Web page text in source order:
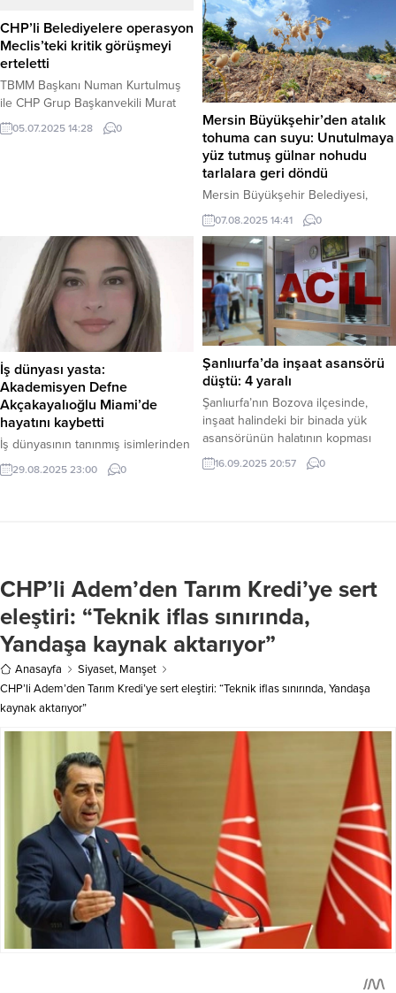
kaydedildi. Haber Merkezi –
Depremin merkez üssü, Sındırgı
ilçesine bağlı Yaylacık olarak
derinliğinde meydana gelen
sarsıntı, bölge sakinlerinde kısa...
dikkat çekti. Dinç, “Mısır
makamlarını keyfi tutuklamalara son
vermeye çağırıyoruz. Türkiye’yi de
bu zulme karşı açık tutum almaya
davet ediyoruz,” dedi. Ankara –
Hür...
CHP’li Belediyelere operasyon
Meclis’teki kritik görüşmeyi
erteletti
TBMM Başkanı Numan Kurtulmuş
ile CHP Grup Başkanvekili Murat
Emir arasında bugün yapılması
planlanan kritik görüşme, sabah
kurulacak komisyonun ele alınması
bekleniyordu. ANKARA – Türkiye
Büyük Millet Meclisi (TBMM)
Başkanı Numan Kurtulmuş ve...
05.07.2025 14:28 0
Mersin Büyükşehir’den atalık
tohuma can suyu: Unutulmaya
yüz tutmuş gülnar nohudu
tarlalara geri döndü
Mersin Büyükşehir Belediyesi,
“Yerel Nohut Çeşitlerinin Yerinde
Yaygınlaştırılması ve Pazarlanması”
projesiyle, Gülnar ilçesinin
neredeyse unutulmaya yüz tutmuş
atalık nohut tohumlarını yeniden
toprakla buluşturuyor. 2021’den bu
yana 81 üreticiye 4 bin 860 kilo
tohum desteği sağlanırken, hasat
aracılığıyla satın alınarak üreticiye
pazar garantisi de veriliyor. Haber
Merkezi...
07.08.2025 14:41 0
İş dünyası yasta:
Akademisyen Defne
Akçakayalıoğlu Miami’de
hayatını kaybetti
İş dünyasının tanınmış isimlerinden
Zeynep ve Hasan Akçakayalıoğlu
çiftinin kızı, akademisyen Defne
Üniversitesi’nde bilişsel bilimler
akademik kariyerinin ardından kısa
süre önce Miami’deki Miller Tıp
Fakültesi’nde görev...
29.08.2025 23:00 0
Şanlıurfa’da inşaat asansörü
düştü: 4 yaralı
Şanlıurfa’nın Bozova ilçesinde,
inşaat halindeki bir binada yük
asansörünün halatının kopması
sonucu meydana gelen kazada 4
kişi yaralandı. Haber Merkezi –
bulunduğu yük asansörü, ikinci
katta...
16.09.2025 20:57 0
CHP’li Adem’den Tarım Kredi’ye sert
eleştiri: “Teknik iflas sınırında,
Yandaşa kaynak aktarıyor”
Anasayfa Siyaset, Manşet
CHP’li Adem’den Tarım Kredi’ye sert eleştiri: “Teknik iflas sınırında, Yandaşa
kaynak aktarıyor”